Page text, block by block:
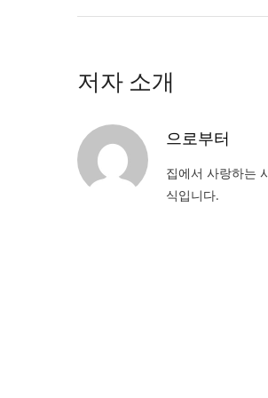
저자 소개
으로부터
집에서 사랑하는
식입니다.